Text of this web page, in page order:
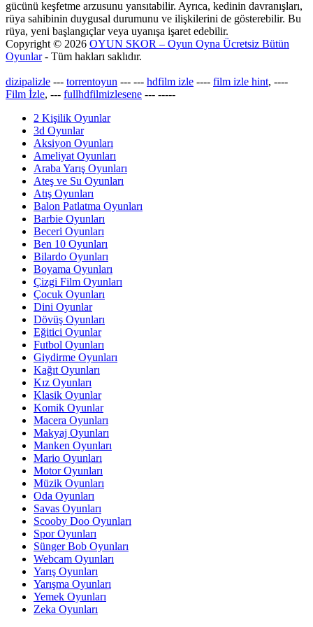
gücünü keşfetme arzusunu yansıtabilir. Ayrıca, kedinin davranışları,
rüya sahibinin duygusal durumunu ve ilişkilerini de gösterebilir. Bu
rüya, yeni başlangıçlar veya uyanışa işaret edebilir.
Copyright © 2026 OYUN SKOR – Oyun Oyna Ücretsiz Bütün
Oyunlar- Tüm hakları saklıdır.
dizipalizle --- torrentoyun --- --- hdfilm izle ---- film izle hint, ----
Film İzle, --- fullhdfilmizlesene --- -----
2 Kişilik Oyunlar
3d Oyunlar
Aksiyon Oyunları
Ameliyat Oyunları
Araba Yarış Oyunları
Ateş ve Su Oyunları
Atış Oyunları
Balon Patlatma Oyunları
Barbie Oyunları
Beceri Oyunları
Ben 10 Oyunları
Bilardo Oyunları
Boyama Oyunları
Çizgi Film Oyunları
Çocuk Oyunları
Dini Oyunlar
Dövüş Oyunları
Eğitici Oyunlar
Futbol Oyunları
Giydirme Oyunları
Kağıt Oyunları
Kız Oyunları
Klasik Oyunlar
Komik Oyunlar
Macera Oyunları
Makyaj Oyunları
Manken Oyunları
Mario Oyunları
Motor Oyunları
Müzik Oyunları
Oda Oyunları
Savas Oyunları
Scooby Doo Oyunları
Spor Oyunları
Sünger Bob Oyunları
Webcam Oyunları
Yarış Oyunları
Yarışma Oyunları
Yemek Oyunları
Zeka Oyunları